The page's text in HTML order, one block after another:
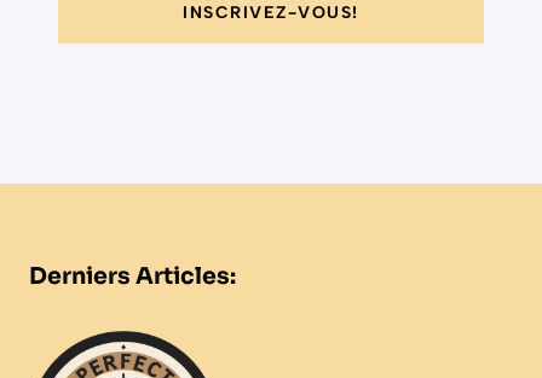
INSCRIVEZ-VOUS!
Derniers Articles: